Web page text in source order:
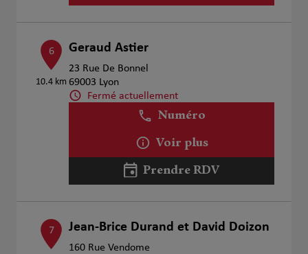
6
10.4 km
Geraud Astier
23 Rue De Bonnel
69003 Lyon
Fermé actuellement
Numéro
Voir plus
Prendre RDV
7 Jean-Brice Durand et David Doizon
160 Rue Vendome